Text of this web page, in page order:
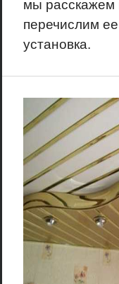
мы расскажем
перечислим
установка.